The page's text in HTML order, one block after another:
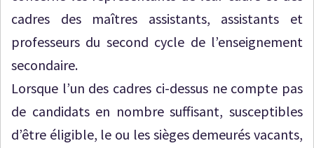
cadres des maîtres assistants, assistants et
professeurs du second cycle de l’enseignement
secondaire.
Lorsque l’un des cadres ci-dessus ne compte pas
de candidats en nombre suffisant, susceptibles
d’être éligible, le ou les sièges demeurés vacants,